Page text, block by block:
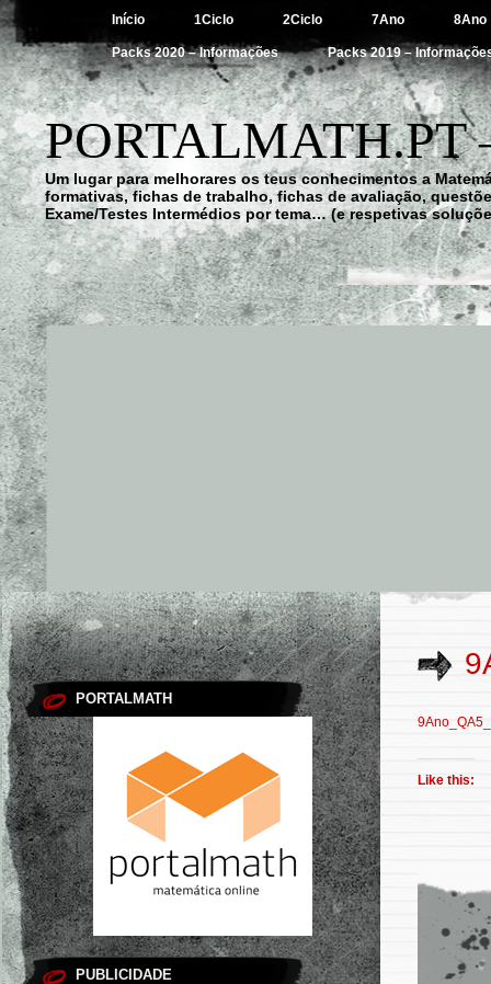
Início 1Ciclo 2Ciclo 7Ano 8Ano
Packs 2020 – Informações Packs 2019 –
Um lugar para melhorares os teus conhecimentos a
formativas, fichas de trabalho, fichas de avaliação,
Exame/Testes Intermédios por tema… (e respetivas
PORTALMATH
PUBLICIDADE
Like this: